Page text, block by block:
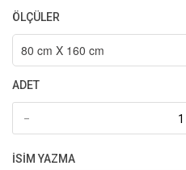
ÖLÇÜLER
80 cm X 160 cm
ADET
-
İSİM YAZMA